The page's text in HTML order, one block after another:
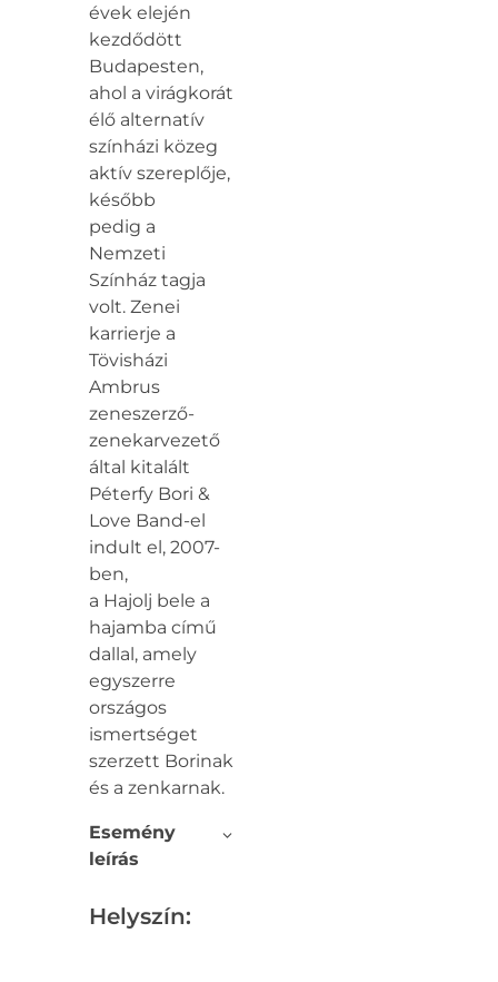
évek elején
kezdődött
Budapesten,
ahol a virágkorát
élő alternatív
színházi közeg
aktív szereplője,
később
pedig a
Nemzeti
Színház tagja
volt. Zenei
karrierje a
Tövisházi
Ambrus
zeneszerző-
zenekarvezető
által kitalált
Péterfy Bori &
Love Band-el
indult el, 2007-
ben,
a Hajolj bele a
hajamba című
dallal, amely
egyszerre
országos
ismertséget
szerzett Borinak
és a zenkarnak.
Esemény
leírás
Helyszín: